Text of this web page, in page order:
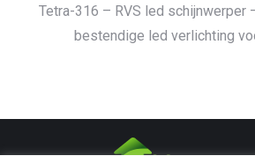
Tetra-316 – RVS led schijnwerper
bestendige led verlichting